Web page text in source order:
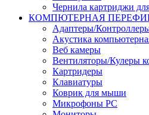
Чернила картриджи
КОМПЮТЕРНАЯ
Адаптеры/
Акустика
Веб камеры
Вентиляторы/Кулеры
Картридеры
Клавиатуры
Коврик для мыши
Микрофоны PC